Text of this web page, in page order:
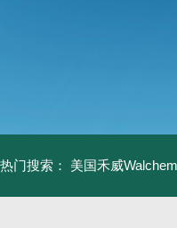
热门搜索： 美国禾威